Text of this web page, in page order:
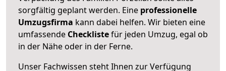
sorgfältig geplant werden. Eine professionelle
Umzugsfirma kann dabei helfen. Wir bieten eine
umfassende Checklistefür jeden Umzug, egal ob
in der Nähe oder in der Ferne.
Unser Fachwissen steht Ihnen zur Verfügung